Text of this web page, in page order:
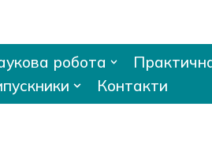
робота
Контакти